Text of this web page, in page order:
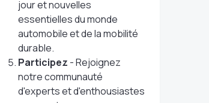
jour et nouvelles
essentielles du monde
automobile et de la mobilité
durable.
Participez - Rejoignez
notre communauté
d'experts et d'enthousiastes